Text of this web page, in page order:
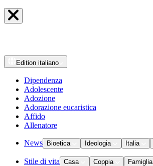
Edition italiano
Dipendenza
Adolescente
Adozione
Adorazione eucaristica
Affido
Allenatore
News Bioetica Ideologia Italia
Stile di vita Casa Coppia Famiglia